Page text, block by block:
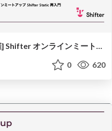
[10/7 Zoom開催] Shifter オンラインミートアップ Shifter Static 再入門
0 620